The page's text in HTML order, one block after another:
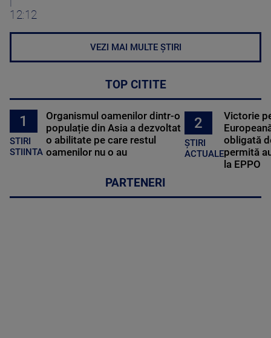
12:12
VEZI MAI MULTE ȘTIRI
TOP CITITE
1
STIRI
STIINTA
Organismul oamenilor dintr-o
populație din Asia a dezvoltat
o abilitate pe care restul
oamenilor nu o au
2
ȘTIRI
ACTUALE
Victorie
obligată
permită
la EPPO
PARTENERI